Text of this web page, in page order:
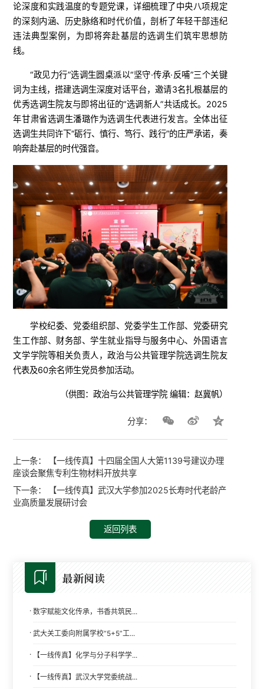
论深度和实践温度的专题党课，详细梳理了中央八项规定
的深刻内涵、历史脉络和时代价值，剖析了年轻干部违纪
违法典型案例，为即将奔赴基层的选调生们筑牢思想防
线。
“政见力行”选调生圆桌派以“坚守·传承·反哺”三个关键
词为主线，搭建选调生深度对话平台，邀请3名扎根基层的
优秀选调生院友与即将出征的“选调新人”共话成长。2025
年甘肃省选调生潘璐作为选调生代表进行发言。全体出征
选调生共同许下“砺行、慎行、笃行、践行”的庄严承诺，奏
响奔赴基层的时代强音。
学校纪委、党委组织部、党委学生工作部、党委研究
生工作部、财务部、学生就业指导与服务中心、外国语言
文学学院等相关负责人，政治与公共管理学院选调生院友
代表及60余名师生党员参加活动。
（供图：政治与公共管理学院 编辑：赵冀帆）
分享：
上一条：
【一线传真】十四届全国人大第1139号建议办理
座谈会聚焦专利生物材料开放共享
下一条：
【一线传真】武汉大学参加2025长寿时代老龄产
业高质量发展研讨会
返回列表
最新阅读
· 数字赋能文化传承，书香共筑民...
· 武大关工委向附属学校“5+5”工...
· 【一线传真】化学与分子科学学...
· 【一线传真】武汉大学党委统战...